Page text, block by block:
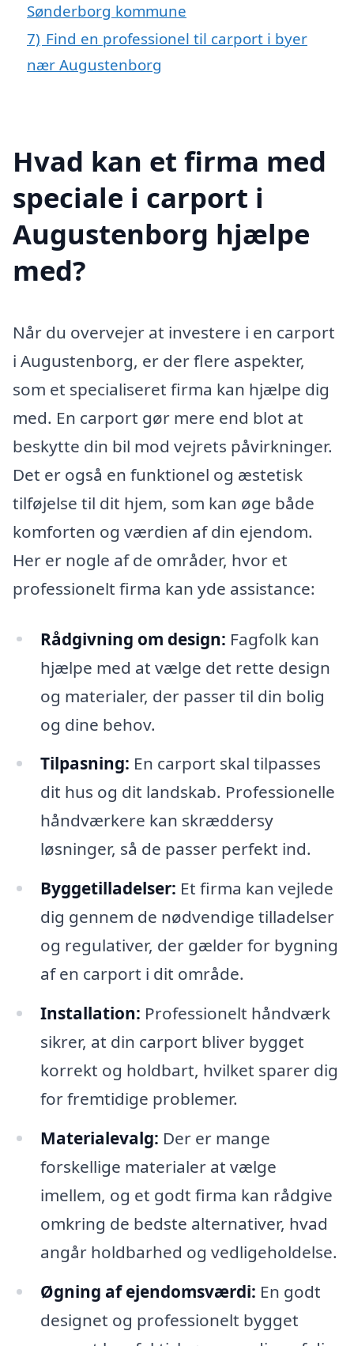
Sønderborg kommune
7) Find en professionel til carport i byer
nær Augustenborg
Hvad kan et firma med
speciale i carport i
Augustenborg hjælpe
med?
Når du overvejer at investere i en carport
i Augustenborg, er der flere aspekter,
som et specialiseret firma kan hjælpe dig
med. En carport gør mere end blot at
beskytte din bil mod vejrets påvirkninger.
Det er også en funktionel og æstetisk
tilføjelse til dit hjem, som kan øge både
komforten og værdien af din ejendom.
Her er nogle af de områder, hvor et
professionelt firma kan yde assistance:
Rådgivning om design: Fagfolk kan
hjælpe med at vælge det rette design
og materialer, der passer til din bolig
og dine behov.
Tilpasning: En carport skal tilpasses
dit hus og dit landskab. Professionelle
håndværkere kan skræddersy
løsninger, så de passer perfekt ind.
Byggetilladelser: Et firma kan vejlede
dig gennem de nødvendige tilladelser
og regulativer, der gælder for bygning
af en carport i dit område.
Installation: Professionelt håndværk
sikrer, at din carport bliver bygget
korrekt og holdbart, hvilket sparer dig
for fremtidige problemer.
Materialevalg: Der er mange
forskellige materialer at vælge
imellem, og et godt firma kan rådgive
omkring de bedste alternativer, hvad
angår holdbarhed og vedligeholdelse.
Øgning af ejendomsværdi: En godt
designet og professionelt bygget